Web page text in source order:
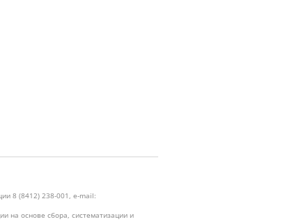
8 (8412) 238-001, e-mail:
на основе сбора, систематизации и